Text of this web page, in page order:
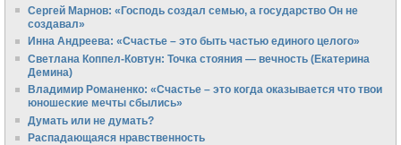
Сергей Марнов: «Господь создал семью, а государство Он не
создавал»
Инна Андреева: «Счастье – это быть частью единого целого»
Светлана Коппел-Ковтун: Точка стояния — вечность (Екатерина
Демина)
Владимир Романенко: «Счастье – это когда оказывается что твои
юношеские мечты сбылись»
Думать или не думать?
Распадающаяся нравственность